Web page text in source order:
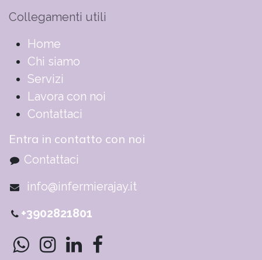
Collegamenti utili
​​​​​​​​​​​​​​​​H​o​m​e
Chi siamo
Servizi
Lavora con noi
Contattaci
Entra in contatto con noi
Contattaci
info@infermierajay.it
+3902821801